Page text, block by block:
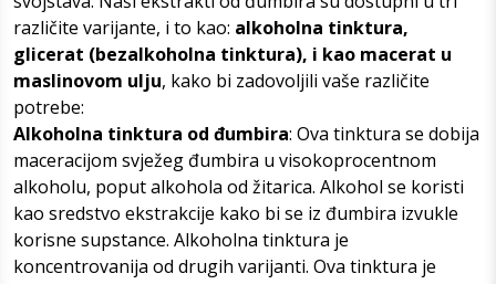
različite varijante, i to kao: alkoholna tinktura,
glicerat (bezalkoholna tinktura), i kao macerat u
maslinovom ulju, kako bi zadovoljili vaše različite
potrebe:
Alkoholna tinktura od đumbira: Ova tinktura se dobija
maceracijom svježeg đumbira u visokoprocentnom
alkoholu, poput alkohola od žitarica. Alkohol se koristi
kao sredstvo ekstrakcije kako bi se iz đumbira izvukle
korisne supstance. Alkoholna tinktura je
koncentrovanija od drugih varijanti. Ova tinktura je